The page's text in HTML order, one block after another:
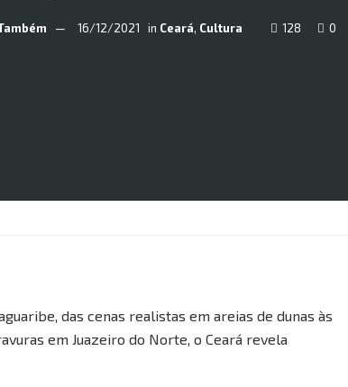
16/12/2021 in Ceará, Cultura 128 0
das cenas realistas em areias de dunas às
em Juazeiro do Norte, o Ceará revela